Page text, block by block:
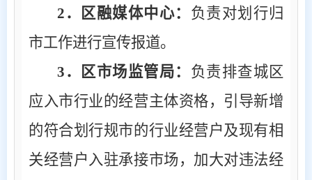
2 ．区融媒体中心： 负责对划行归
市工作进行宣传报道。
3 ．区市场监管局： 负责排查城区
应入市行业的经营主体资格，引导新增
的符合划行规市的行业经营户及现有相
关经营户入驻承接市场，加大对违法经